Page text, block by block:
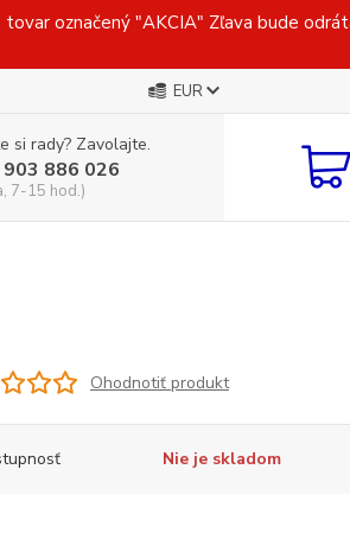
označený "AKCIA" Zľava bude
EUR
si rady? Zavolajte.
886 026
7-15 hod.)
Ohodnotiť produkt
Nie je skladom